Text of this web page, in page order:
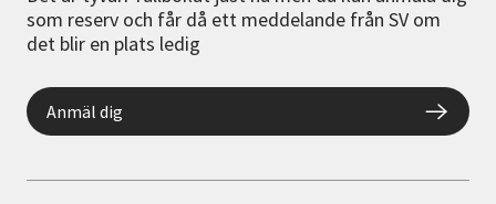
som reserv och får då ett meddelande från SV om
det blir en plats ledig
Anmäl dig